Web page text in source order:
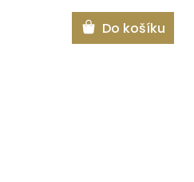
Do košíku